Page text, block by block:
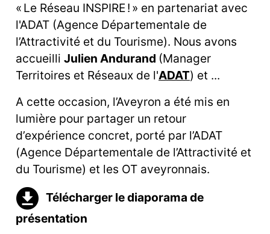
« Le Réseau INSPIRE ! » en partenariat avec
l'ADAT (Agence Départementale de
l’Attractivité et du Tourisme). Nous avons
accueilli Julien Andurand (Manager
Territoires et Réseaux de l'ADAT) et ...
A cette occasion, l’Aveyron a été mis en
lumière pour partager un retour
d’expérience concret, porté par l’ADAT
(Agence Départementale de l’Attractivité et
du Tourisme) et les OT aveyronnais.
Télécharger le diaporama de
présentation